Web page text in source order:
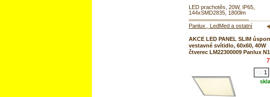
LED prachotěs, 20W, IP65,
144xSMD2835, 1800lm
Panlux , LedMed a ostatní
AKCE LED PANEL SLIM
vestavné svítidlo, 60x60, 40W
čtverec LM22300009 Panlux